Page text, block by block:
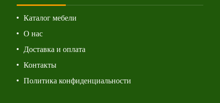
Каталог мебели
О нас
Доставка и оплата
Контакты
Политика конфиденциальности